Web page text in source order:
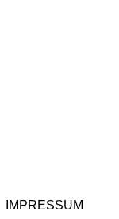
IMPRESSUM